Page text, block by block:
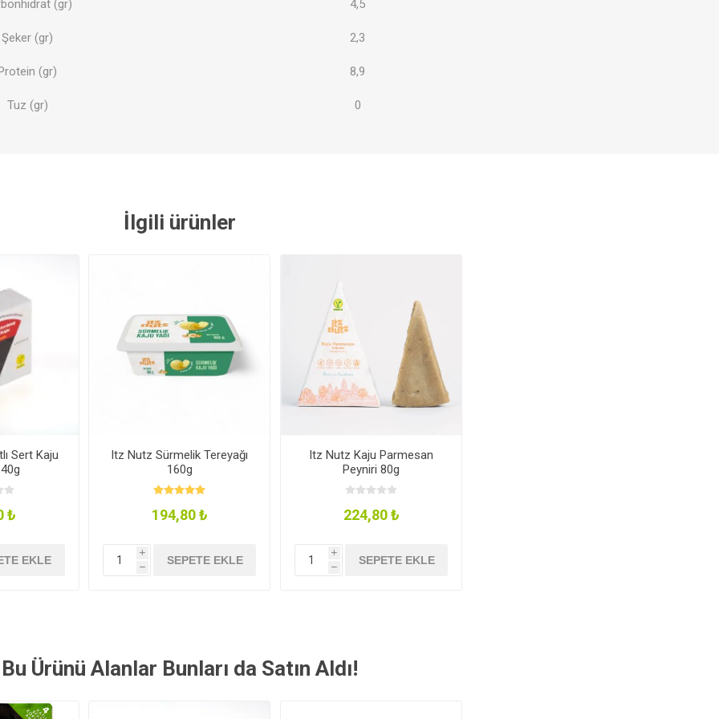
(gr) 4,5
Şeker (gr) 2,3
(gr) 8,9
Tuz (gr) 0
İlgili ürünler
Sert Kaju
₺
EKLE
Itz Nutz Sürmelik Tereyağı
160g
194,80 ₺
i
h
SEPETE EKLE
Itz Nutz Kaju Parmesan
Peyniri 80g
224,80 ₺
i
h
SEPETE EKLE
Bu Ürünü Alanlar Bunları da Satın Aldı!